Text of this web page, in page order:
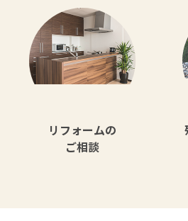
リフォームの
ご相談